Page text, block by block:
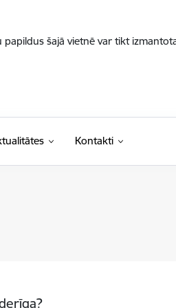
šajā vietnē var tikt
Kontakti